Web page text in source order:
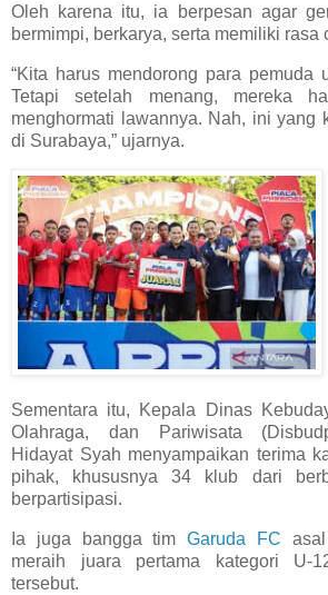
Oleh karena itu, ia berpesan agar
bermimpi, berkarya, serta memiliki rasa
“Kita harus mendorong para pemuda
Tetapi setelah menang, mereka
menghormati lawannya. Nah, ini yang
di Surabaya,” ujarnya.
Sementara itu, Kepala Dinas
Olahraga, dan Pariwisata
Hidayat Syah menyampaikan terima
pihak, khususnya 34 klub dari
berpartisipasi.
Ia juga bangga tim Garuda FC
meraih juara pertama kategori U-
tersebut.